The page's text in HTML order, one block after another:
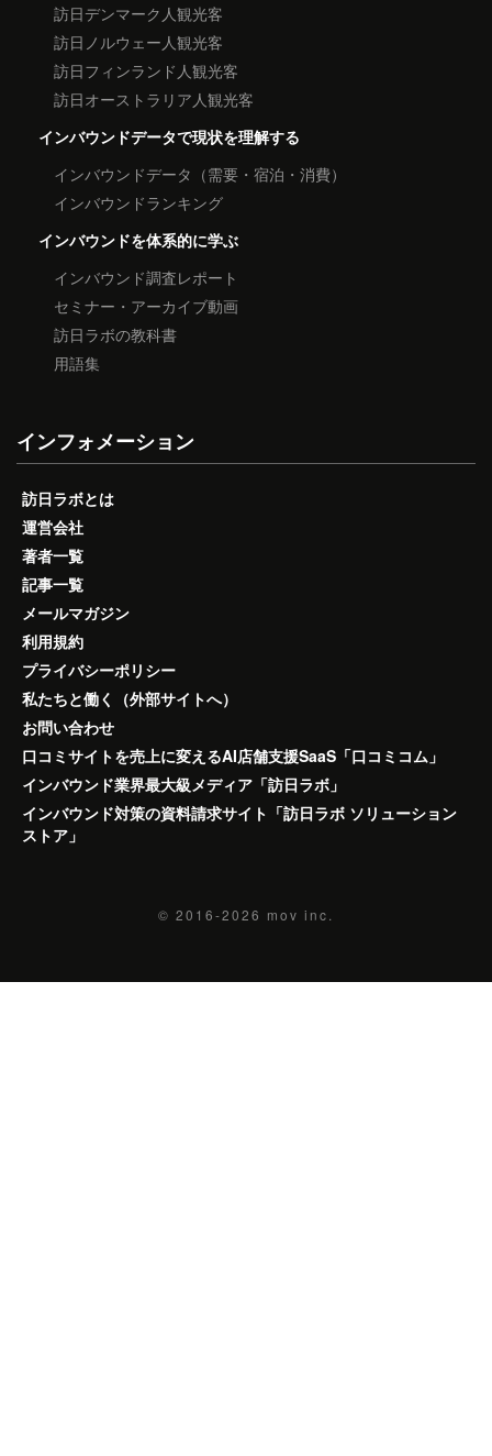
訪日デンマーク人観光客
訪日ノルウェー人観光客
訪日フィンランド人観光客
訪日オーストラリア人観光客
インバウンドデータで現状を理解する
インバウンドデータ（需要・宿泊・消費）
インバウンドランキング
インバウンドを体系的に学ぶ
インバウンド調査レポート
セミナー・アーカイブ動画
訪日ラボの教科書
用語集
インフォメーション
訪日ラボとは
運営会社
著者一覧
記事一覧
メールマガジン
利用規約
プライバシーポリシー
私たちと働く（外部サイトへ）
お問い合わせ
口コミサイトを売上に変えるAI店舗支援SaaS「口コミコム」
インバウンド業界最大級メディア「訪日ラボ」
インバウンド対策の資料請求サイト「訪日ラボ ソリューション
ストア」
© 2016-2026 mov inc.